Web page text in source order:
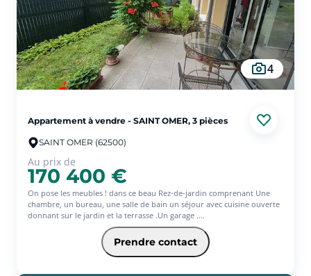
4
Appartement à vendre - SAINT OMER, 3 pièces
SAINT OMER (62500)
Au prix de
170 400 €
On pose les meubles ! dans ce beau Rez-de-jardin comprenant Une
chambre, un bureau, une salle de bain un séjour avec cuisine ouverte
donnant sur le jardin et la terrasse .Un garage .
Chauffage GAZ individuelPrendre contact